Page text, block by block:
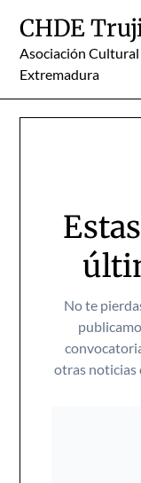
content
CHDE
Asociación
Extremadura
No te
otras noticias